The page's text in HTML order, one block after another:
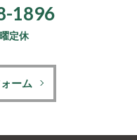
1896
定休
ーム